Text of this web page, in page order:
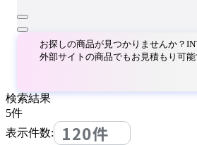
お探しの商品が見つかりませんか？
外部サイトの商品でもお見積もり可能
検索結果
5件
表示件数:
120件